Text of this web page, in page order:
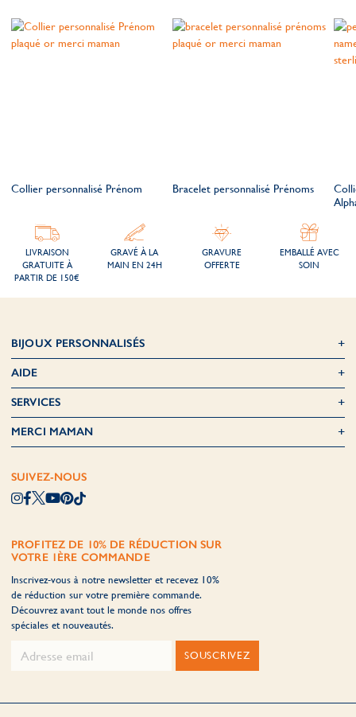
Collier personnalisé Prénom Bracelet personnalisé Prénoms
LIVRAISON
GRATUITE À
PARTIR DE 150€
GRAVÉ À LA
MAIN EN 24H
GRAVURE
OFFERTE
EMBALLÉ AVEC
SOIN
BIJOUX PERSONNALISÉS
AIDE
SERVICES
MERCI MAMAN
SUIVEZ-NOUS
PROFITEZ DE 10% DE RÉDUCTION SUR
VOTRE 1ÈRE COMMANDE
Inscrivez-vous à notre newsletter et recevez 10%
de réduction sur votre première commande.
Découvrez avant tout le monde nos offres
spéciales et nouveautés.
SOUSCRIVEZ